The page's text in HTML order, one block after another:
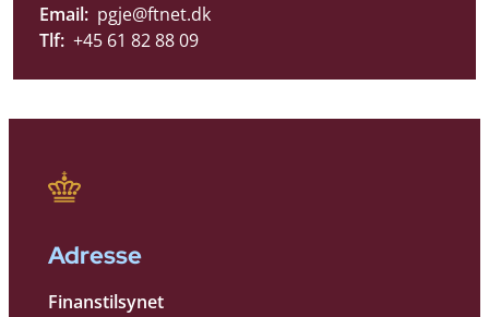
Email: pgje@ftnet.dk
Tlf: +45 61 82 88 09
Adresse
Finanstilsynet